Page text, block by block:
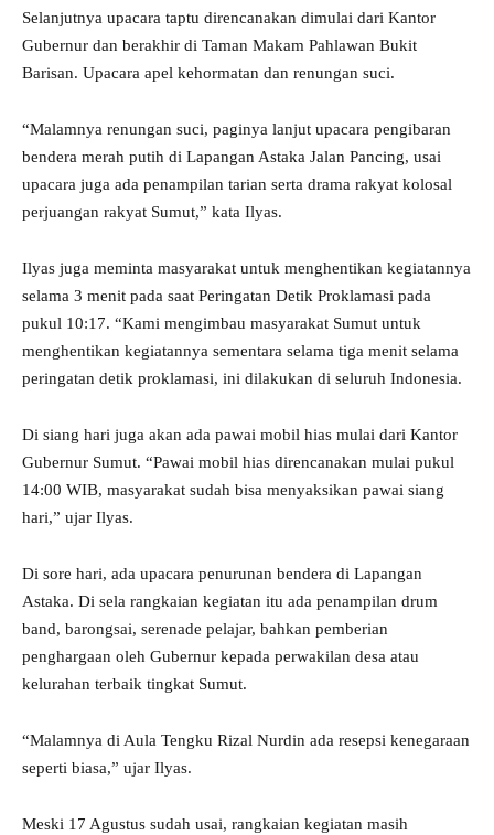
Selanjutnya upacara taptu direncanakan dimulai dari Kantor
Gubernur dan berakhir di Taman Makam Pahlawan Bukit
Barisan. Upacara apel kehormatan dan renungan suci.
“Malamnya renungan suci, paginya lanjut upacara pengibaran
bendera merah putih di Lapangan Astaka Jalan Pancing, usai
upacara juga ada penampilan tarian serta drama rakyat kolosal
perjuangan rakyat Sumut,” kata Ilyas.
Ilyas juga meminta masyarakat untuk menghentikan kegiatannya
selama 3 menit pada saat Peringatan Detik Proklamasi pada
pukul 10:17. “Kami mengimbau masyarakat Sumut untuk
menghentikan kegiatannya sementara selama tiga menit selama
peringatan detik proklamasi, ini dilakukan di seluruh Indonesia.
Di siang hari juga akan ada pawai mobil hias mulai dari Kantor
Gubernur Sumut. “Pawai mobil hias direncanakan mulai pukul
14:00 WIB, masyarakat sudah bisa menyaksikan pawai siang
hari,” ujar Ilyas.
Di sore hari, ada upacara penurunan bendera di Lapangan
Astaka. Di sela rangkaian kegiatan itu ada penampilan drum
band, barongsai, serenade pelajar, bahkan pemberian
penghargaan oleh Gubernur kepada perwakilan desa atau
kelurahan terbaik tingkat Sumut.
“Malamnya di Aula Tengku Rizal Nurdin ada resepsi kenegaraan
seperti biasa,” ujar Ilyas.
Meski 17 Agustus sudah usai, rangkaian kegiatan masih